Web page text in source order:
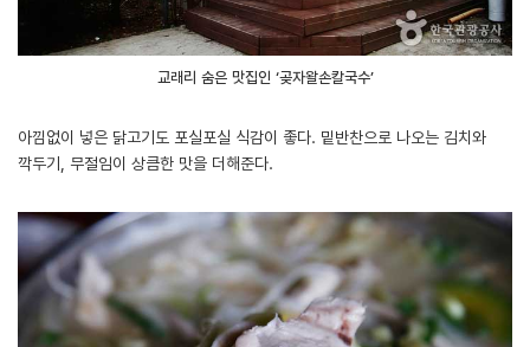
교래리 숨은 맛집인 ‘곶자왈손칼국수’
아낌없이 넣은 닭고기도 포실포실 식감이 좋다. 밑반찬으로 나오는 김치와
깍두기, 무절임이 상큼한 맛을 더해준다.